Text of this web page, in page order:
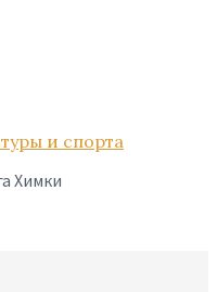
и спорта
Химки